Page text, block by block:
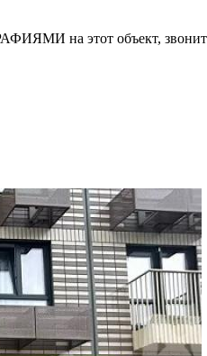
этот объект, звоните.